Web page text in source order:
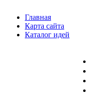
Главная
Карта сайта
Каталог идей